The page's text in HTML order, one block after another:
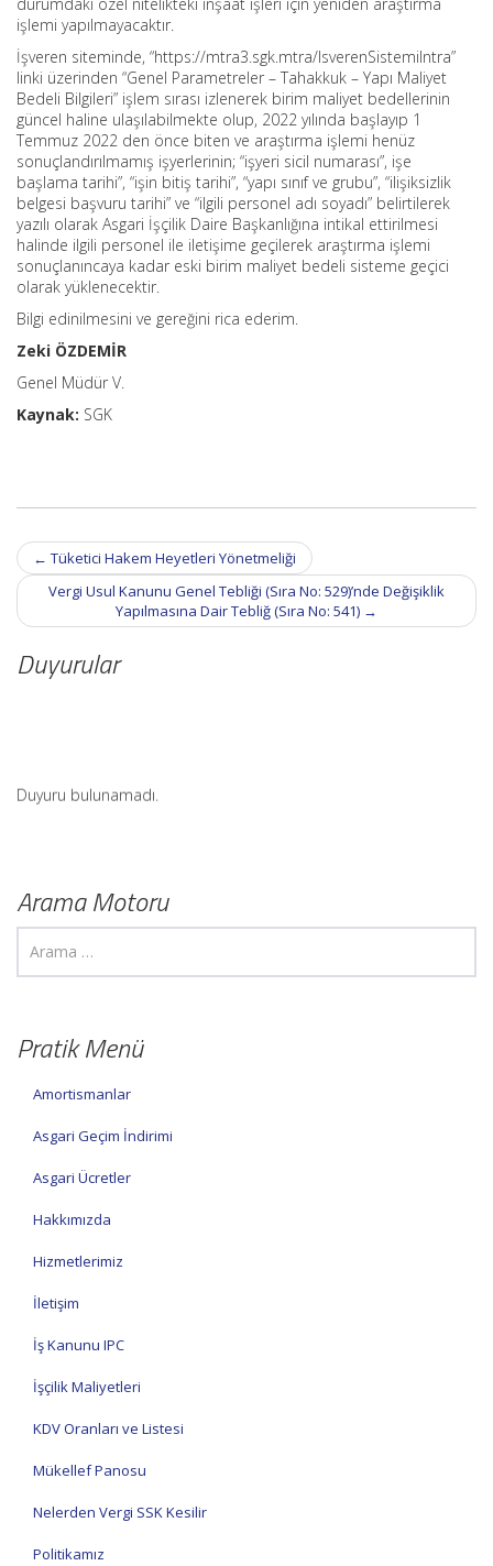
işlemi yapılmayacaktır.
İşveren siteminde, “https://mtra3.sgk.mtra/IsverenSistemiIntra”
linki üzerinden “Genel Parametreler – Tahakkuk – Yapı Maliyet
Bedeli Bilgileri” işlem sırası izlenerek birim maliyet bedellerinin
güncel haline ulaşılabilmekte olup, 2022 yılında başlayıp 1
Temmuz 2022 den önce biten ve araştırma işlemi henüz
sonuçlandırılmamış işyerlerinin; “işyeri sicil numarası”, işe
başlama tarihi”, “işin bitiş tarihi”, “yapı sınıf ve grubu”, “ilişiksizlik
belgesi başvuru tarihi” ve “ilgili personel adı soyadı” belirtilerek
yazılı olarak Asgari İşçilik Daire Başkanlığına intikal ettirilmesi
halinde ilgili personel ile iletişime geçilerek araştırma işlemi
sonuçlanıncaya kadar eski birim maliyet bedeli sisteme geçici
olarak yüklenecektir.
Bilgi edinilmesini ve gereğini rica ederim.
Zeki ÖZDEMİR
Genel Müdür V.
Kaynak: SGK
Post
navigation
← Tüketici Hakem Heyetleri Yönetmeliği
Vergi Usul Kanunu Genel Tebliği (Sıra No: 529)’nde Değişiklik
Yapılmasına Dair Tebliğ (Sıra No: 541) →
Duyurular
Duyuru bulunamadı.
Arama Motoru
Pratik Menü
Amortismanlar
Asgari Geçim İndirimi
Asgari Ücretler
Hakkımızda
Hizmetlerimiz
İletişim
İş Kanunu IPC
İşçilik Maliyetleri
KDV Oranları ve Listesi
Mükellef Panosu
Nelerden Vergi SSK Kesilir
Politikamız